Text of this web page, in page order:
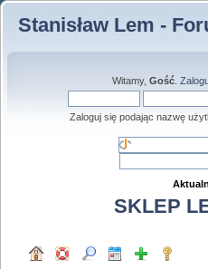
Stanisław Lem -
Witamy, Gość.
Zaloguj się podając nazwę
SKLEP